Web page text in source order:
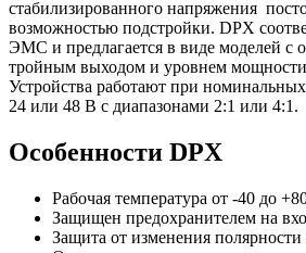
стабилизированного напряжения
возможностью подстройки. DPX
ЭМС и предлагается в виде моделей
тройным выходом и уровнем мощности
Устройства работают при
24 или 48 В с диапазонами 2:1 или 4:1.
Особенности DPX
Рабочая температура от -40 до
Защищен предохранителем на
Защита от изменения полярности